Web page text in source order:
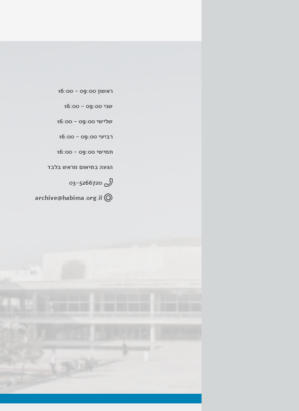
ראשון 09:00 - 16:00
שני 09:00 - 16:00
שלישי 09:00 - 16:00
רביעי 09:00 - 16:00
חמישי 09:00 - 16:00
הגעה בתיאום מראש בלבד
03-5266720
archive@habima.org.il